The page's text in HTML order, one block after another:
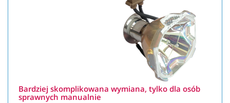
Bardziej skomplikowana wymiana, tylko dla osób
sprawnych manualnie